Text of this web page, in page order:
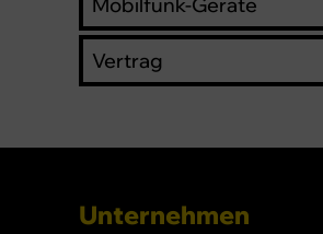
Vertrag
Unternehmen